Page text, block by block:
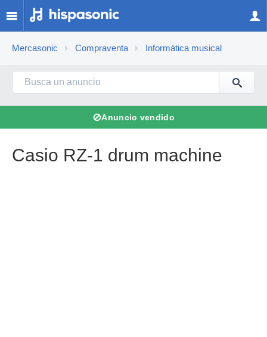
Mercasonic Compraventa Informática musical
⊘Anuncio vendido
Casio RZ-1 drum machine